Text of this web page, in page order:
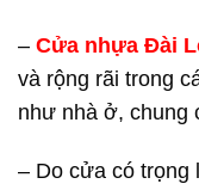
– Cửa nhựa Đài
và rộng rãi trong
như nhà ở, chung
– Do cửa có